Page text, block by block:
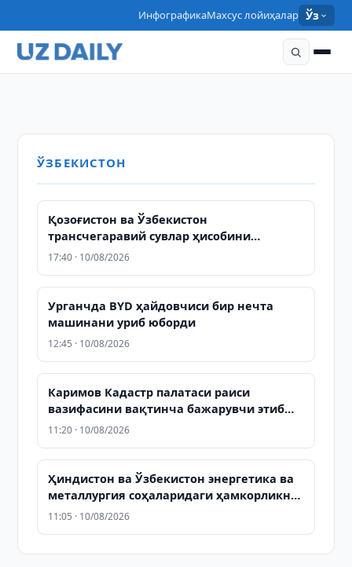
ИнфографикаМахсус лойиҳалар Ўз
Президентга кадастр тизимини ислоҳ
қилиш бўйича тақдимот қилинди
10:10 · 05/08/2026
Президентга давлат хизматчиларининг меҳнатига
ҳақ тўлашнинг янги тизими тақдим этилди
10:05 · 05/08/2026
LIVE: “Samarkand-2028” сунъий йўлдошининг
учирилиши
ЎЗБЕКИСТОН
Қозоғистон ва Ўзбекистон
трансчегаравий сувлар ҳисобини
рақамлаштиради
17:40 · 10/08/2026
Урганчда BYD ҳайдовчиси бир нечта
машинани уриб юборди
12:45 · 10/08/2026
Каримов Кадастр палатаси раиси
вазифасини вақтинча бажарувчи этиб
тайинланди
11:20 · 10/08/2026
Ҳиндистон ва Ўзбекистон энергетика ва
металлургия соҳаларидаги ҳамкорликни
кенгайтиради
11:05 · 10/08/2026